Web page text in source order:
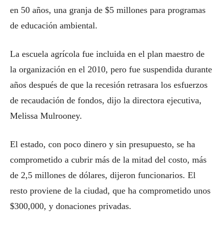
en 50 años, una granja de $5 millones para programas
de educación ambiental.
La escuela agrícola fue incluida en el plan maestro de
la organización en el 2010, pero fue suspendida durante
años después de que la recesión retrasara los esfuerzos
de recaudación de fondos, dijo la directora ejecutiva,
Melissa Mulrooney.
El estado, con poco dinero y sin presupuesto, se ha
comprometido a cubrir más de la mitad del costo, más
de 2,5 millones de dólares, dijeron funcionarios. El
resto proviene de la ciudad, que ha comprometido unos
$300,000, y donaciones privadas.